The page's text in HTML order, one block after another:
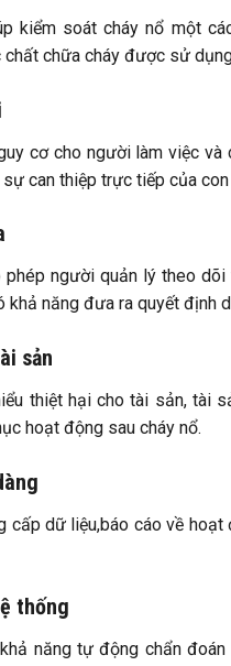
kiểm soát cháy nổ một
chữa cháy được sử
cơ cho người làm việc
can thiệp trực tiếp của
phép người quản lý theo
khả năng đưa ra quyết định
sản
thiệt hại cho tài sản, tài
hoạt động sau cháy nổ.
cấp dữ liệu,báo cáo về
thống
năng tự động chẩn